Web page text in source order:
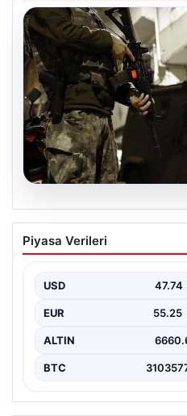
07.08.2026
Türkiye Genelinde
Kapsamlı Operasyon
yönelik 30 şehirde büyük
gerçekleştirildi. Jandarma…
Piyasa Verileri
USD 47.74
EUR 55.25
ALTIN
BTC